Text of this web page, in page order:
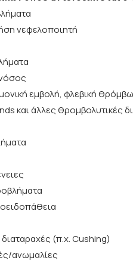
νεφελοποιητή
εμβολή, φλεβική
και άλλες θρομβολυτικές
διαταραχές (π.χ. Cushing)
ανωμαλίες